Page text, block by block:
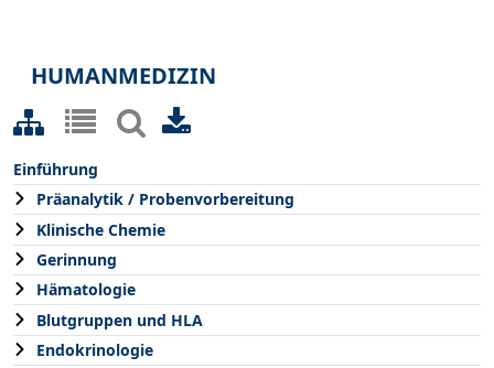
HUMANMEDIZIN
Einführung
Präanalytik / Probenvorbereitung
Klinische Chemie
Gerinnung
Hämatologie
Blutgruppen und HLA
Endokrinologie